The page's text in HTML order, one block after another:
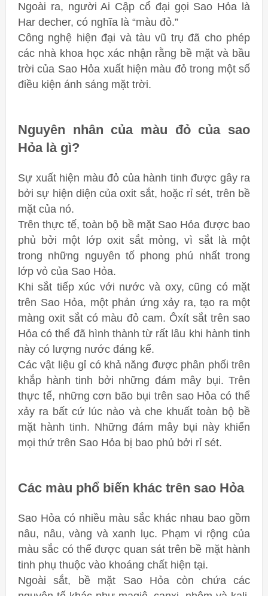
Ngoài ra, người Ai Cập cổ đại gọi Sao Hỏa là
Har decher, có nghĩa là “màu đỏ.”
Công nghệ hiện đại và tàu vũ trụ đã cho phép
các nhà khoa học xác nhận rằng bề mặt và bầu
trời của Sao Hỏa xuất hiện màu đỏ trong một số
điều kiện ánh sáng mặt trời.
Nguyên nhân của màu đỏ của sao
Hỏa là gì?
Sự xuất hiện màu đỏ của hành tinh được gây ra
bởi sự hiện diện của oxit sắt, hoặc rỉ sét, trên bề
mặt của nó.
Trên thực tế, toàn bộ bề mặt Sao Hỏa được bao
phủ bởi một lớp oxit sắt mỏng, vì sắt là một
trong những nguyên tố phong phú nhất trong
lớp vỏ của Sao Hỏa.
Khi sắt tiếp xúc với nước và oxy, cũng có mặt
trên Sao Hỏa, một phản ứng xảy ra, tạo ra một
màng oxit sắt có màu đỏ cam. Ôxít sắt trên sao
Hỏa có thể đã hình thành từ rất lâu khi hành tinh
này có lượng nước đáng kể.
Các vật liệu gỉ có khả năng được phân phối trên
khắp hành tinh bởi những đám mây bụi. Trên
thực tế, những cơn bão bụi trên sao Hỏa có thể
xảy ra bất cứ lúc nào và che khuất toàn bộ bề
mặt hành tinh. Những đám mây bụi này khiến
mọi thứ trên Sao Hỏa bị bao phủ bởi rỉ sét.
Các màu phổ biến khác trên sao Hỏa
Sao Hỏa có nhiều màu sắc khác nhau bao gồm
nâu, nâu, vàng và xanh lục. Phạm vi rộng của
màu sắc có thể được quan sát trên bề mặt hành
tinh phụ thuộc vào khoáng chất hiện tại.
Ngoài sắt, bề mặt Sao Hỏa còn chứa các